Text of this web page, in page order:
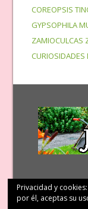
COREOPSIS
GYPSOPHILA
ZAMIOCULCAS
CURIOSIDADES
Privacidad y
por él, aceptas su